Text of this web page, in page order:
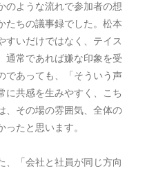
のような流れで参加者の想
たちの議事録でした。松本
すいだけではなく、テイス
通常であれば嫌な印象を受
であっても、「そういう声
に共感を生みやすく、こち
、その場の雰囲気、全体の
たと思います。
、「会社と社員が同じ方向